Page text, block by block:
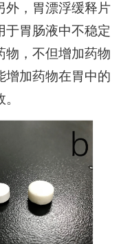
外，胃漂浮缓释片
于胃肠液中不稳定
物，不但增加药物
增加药物在胃中的